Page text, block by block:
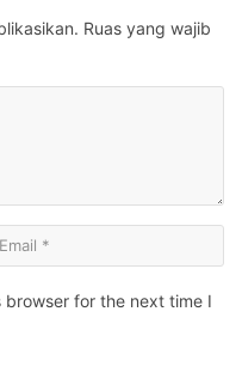
Ruas yang wajib
browser for the next time I